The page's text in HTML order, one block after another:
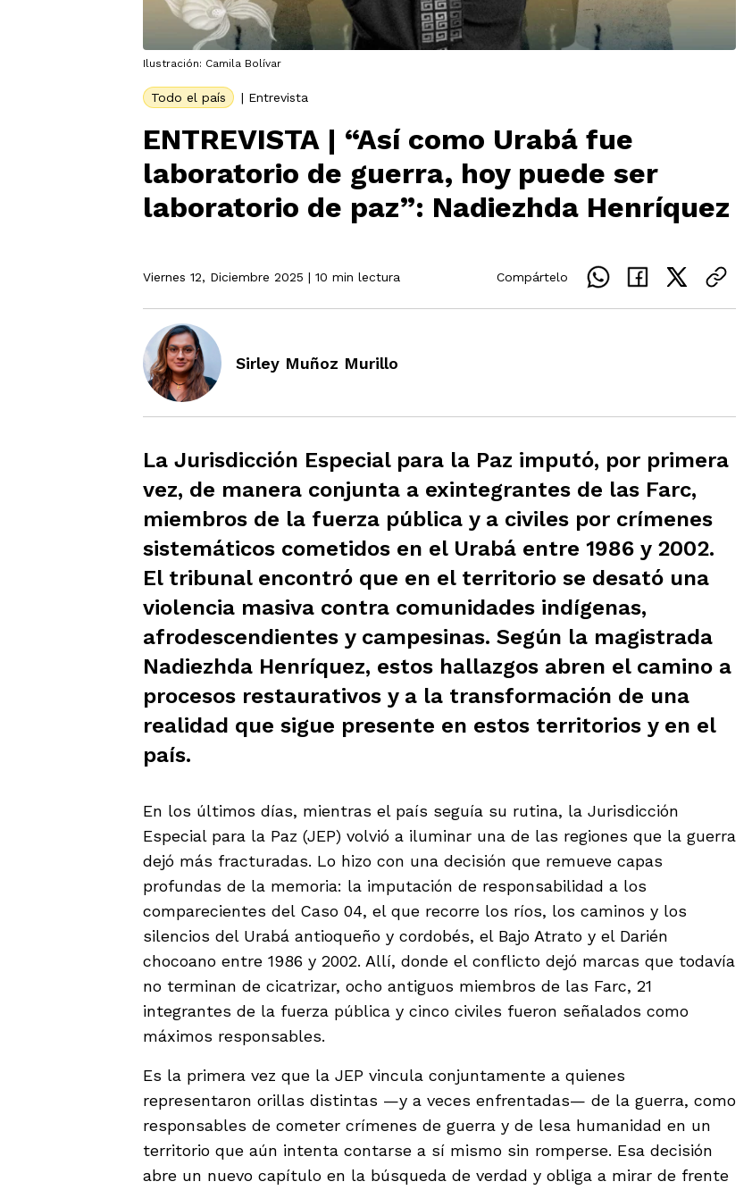
Ilustración: Camila Bolívar
Todo el país | Entrevista
ENTREVISTA | “Así como Urabá fue
laboratorio de guerra, hoy puede ser
laboratorio de paz”: Nadiezhda Henríquez
Viernes 12, Diciembre 2025 | 10 min lectura Compártelo
Sirley Muñoz Murillo
La Jurisdicción Especial para la Paz imputó, por primera
vez, de manera conjunta a exintegrantes de las Farc,
miembros de la fuerza pública y a civiles por crímenes
sistemáticos cometidos en el Urabá entre 1986 y 2002.
El tribunal encontró que en el territorio se desató una
violencia masiva contra comunidades indígenas,
afrodescendientes y campesinas. Según la magistrada
Nadiezhda Henríquez, estos hallazgos abren el camino a
procesos restaurativos y a la transformación de una
realidad que sigue presente en estos territorios y en el
país.
En los últimos días, mientras el país seguía su rutina, la Jurisdicción
Especial para la Paz (JEP) volvió a iluminar una de las regiones que la guerra
dejó más fracturadas. Lo hizo con una decisión que remueve capas
profundas de la memoria: la imputación de responsabilidad a los
comparecientes del Caso 04, el que recorre los ríos, los caminos y los
silencios del Urabá antioqueño y cordobés, el Bajo Atrato y el Darién
chocoano entre 1986 y 2002. Allí, donde el conflicto dejó marcas que todavía
no terminan de cicatrizar, ocho antiguos miembros de las Farc, 21
integrantes de la fuerza pública y cinco civiles fueron señalados como
máximos responsables.
Es la primera vez que la JEP vincula conjuntamente a quienes
representaron orillas distintas —y a veces enfrentadas— de la guerra, como
responsables de cometer crímenes de guerra y de lesa humanidad en un
territorio que aún intenta contarse a sí mismo sin romperse. Esa decisión
abre un nuevo capítulo en la búsqueda de verdad y obliga a mirar de frente